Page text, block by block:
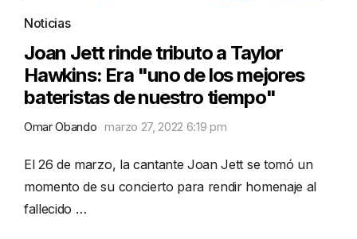
Noticias
Joan Jett rinde tributo a Taylor
Hawkins: Era "uno de los mejores
bateristas de nuestro tiempo"
Omar Obando marzo 27, 2022 6:19 pm
El 26 de marzo, la cantante Joan Jett se tomó un
momento de su concierto para rendir homenaje al
fallecido …